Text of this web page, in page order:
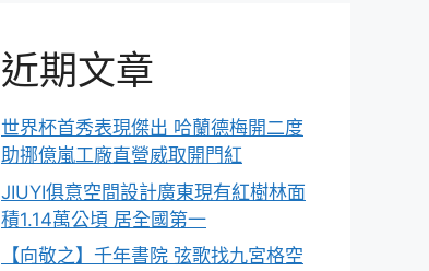
近期文章
世界杯首秀表現傑出 哈蘭德梅開二度
助挪億嵐工廠直營威取開門紅
JIUYI俱意空間設計廣東現有紅樹林面
積1.14萬公頃 居全國第一
【向敬之】千年書院 弦歌找九宮格空